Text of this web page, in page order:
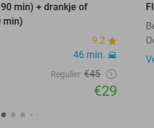
min) + drankje of
min)
9.2
46 min.
Regulier €45
€29